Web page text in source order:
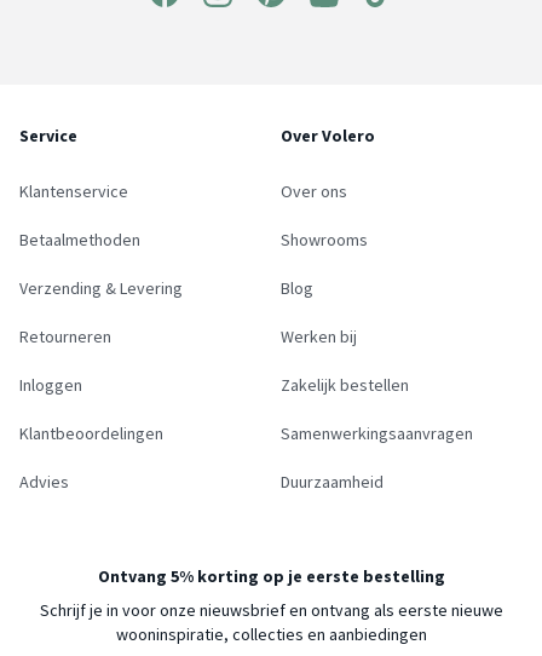
Service
Klantenservice
Betaalmethoden
Verzending & Levering
Retourneren
Inloggen
Klantbeoordelingen
Advies
Over Volero
Over ons
Showrooms
Blog
Werken bij
Zakelijk bestellen
Samenwerkingsaanvragen
Duurzaamheid
Ontvang 5% korting op je eerste bestelling
Schrijf je in voor onze nieuwsbrief en ontvang als eerste nieuwe
wooninspiratie, collecties en aanbiedingen